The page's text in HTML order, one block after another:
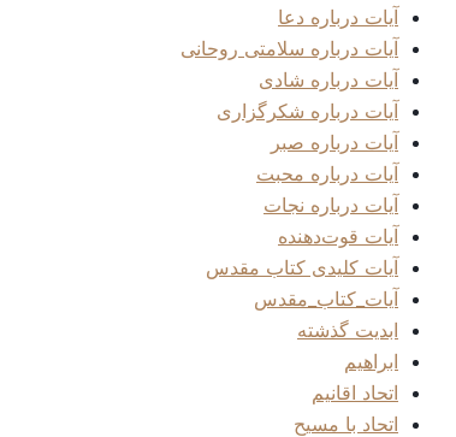
آیات درباره دعا
آیات درباره سلامتی روحانی
آیات درباره شادی
آیات درباره شکرگزاری
آیات درباره صبر
آیات درباره محبت
آیات درباره نجات
آیات قوت‌دهنده
آیات کلیدی کتاب مقدس
آیات_کتاب_مقدس
ابدیت گذشته
ابراهیم
اتحاد اقانیم
اتحاد با مسیح